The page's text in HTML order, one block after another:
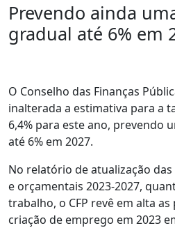
Prevendo ainda
gradual até 6% em
O Conselho das Finanças
inalterada a estimativa para a
6,4% para este ano, prevendo
até 6% em 2027.
No relatório de atualização
e orçamentais 2023-2027,
trabalho, o CFP revê em alta
criação de emprego em 2023